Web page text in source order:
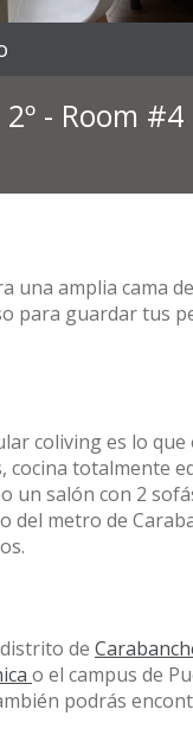
- Room #4
una amplia cama
para guardar tus
coliving es lo
totalmente
un salón con 2
del metro de
de
o el campus de
podrás